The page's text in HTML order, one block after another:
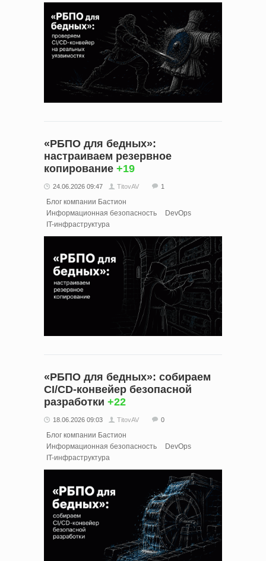
«РБПО для бедных»:
настраиваем резервное
копирование +19
24.06.2026 09:47 TitovAV 1
Блог компании Бастион
Информационная безопасность
DevOps
IT-инфраструктура
«РБПО для бедных»: собираем
CI/CD-конвейер безопасной
разработки +22
18.06.2026 09:03 TitovAV 0
Блог компании Бастион
Информационная безопасность
DevOps
IT-инфраструктура